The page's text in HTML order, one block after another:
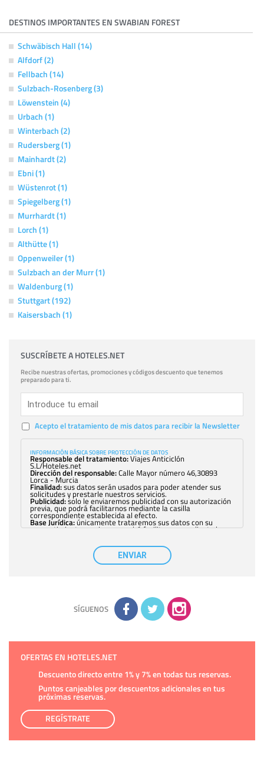
DESTINOS IMPORTANTES EN SWABIAN FOREST
Schwäbisch Hall (14)
Alfdorf (2)
Fellbach (14)
Sulzbach-Rosenberg (3)
Löwenstein (4)
Urbach (1)
Winterbach (2)
Rudersberg (1)
Mainhardt (2)
Ebni (1)
Wüstenrot (1)
Spiegelberg (1)
Murrhardt (1)
Lorch (1)
Althütte (1)
Oppenweiler (1)
Sulzbach an der Murr (1)
Waldenburg (1)
Stuttgart (192)
Kaisersbach (1)
SUSCRÍBETE A HOTELES.NET
Recibe nuestras ofertas, promociones y códigos descuento que tenemos
preparado para ti.
Acepto el tratamiento de mis datos para recibir la Newsletter
INFORMACIÓN BÁSICA SOBRE PROTECCIÓN DE DATOS
Responsable del tratamiento:Viajes Anticiclón
S.L/Hoteles.net
Dirección del responsable:Calle Mayor número 46,30893
Lorca - Murcia
Finalidad:sus datos serán usados para poder atender sus
solicitudes y prestarle nuestros servicios.
Publicidad:solo le enviaremos publicidad con su autorización
previa, que podrá facilitarnos mediante la casilla
correspondiente establecida al efecto.
Base Jurídica:únicamente trataremos sus datos con su
consentimiento previo, que podrá facilitarnos mediante la
con carácter general, sólo el personal de
nuestra entidad que esté debidamente autorizado podrá
tener conocimiento de la información que le pedimos. No se
comunicarán datos a terceros.
adicional y detallada sobre cómo tratamos sus datos en la
política de privacidad
ENVIAR
SÍGUENOS
OFERTAS EN HOTELES.NET
Descuento directo entre 1% y 7% en todas tus reservas.
Puntos canjeables por descuentos adicionales en tus
próximas reservas.
REGÍSTRATE